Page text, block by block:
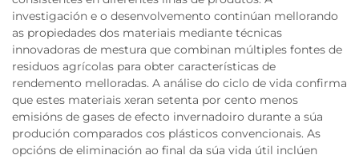
investigación e o desenvolvemento continúan mellorando
as propiedades dos materiais mediante técnicas
innovadoras de mestura que combinan múltiples fontes de
residuos agrícolas para obter características de
rendemento melloradas. A análise do ciclo de vida confirma
que estes materiais xeran setenta por cento menos
emisións de gases de efecto invernadoiro durante a súa
produción comparados cos plásticos convencionais. As
opcións de eliminación ao final da súa vida útil inclúen